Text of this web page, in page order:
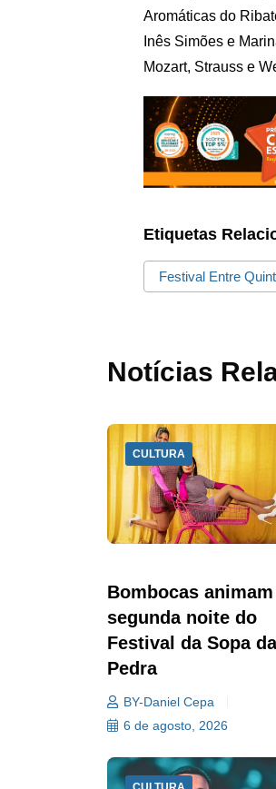
Aromáticas do
Inês Simões e
Mozart, Strauss e
Etiquetas
Festival Entre
Notícias
CULTURA
Bombocas animam
segunda noite do
Festival da Sopa da
Pedra
BY-Daniel Cepa
6 de agosto, 2026